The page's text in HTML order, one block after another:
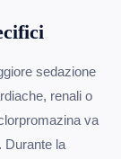
sedazione
renali o
va
Durante la